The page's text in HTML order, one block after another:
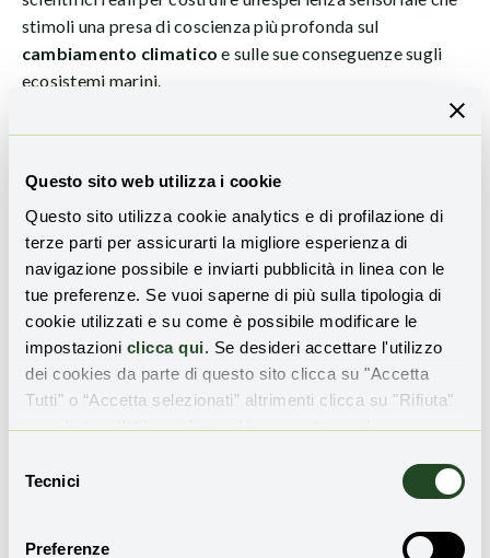
Questo sito web utilizza i cookie
Questo sito utilizza cookie analytics e di profilazione di
terze parti per assicurarti la migliore esperienza di
navigazione possibile e inviarti pubblicità in linea con le
tue preferenze. Se vuoi saperne di più sulla tipologia di
cookie utilizzati e su come è possibile modificare le
impostazioni clicca qui. Se desideri accettare l'utilizzo
dei cookies da parte di questo sito clicca su "Accetta
Tutti" o “Accetta selezionati” altrimenti clicca su "Rifiuta"
per rifiutare l’utilizzo dei cookie e mantenere le
delTecnici
Preferenze
stimoli una presa di coscienza più profonda sul
cambiamento climatico e sulle sue conseguenze sugli
ecosistemi marini.
L’obiettivo comunicativo è duplice: da un lato, divulgare in
promuovere un senso di urgenza e responsabilità
collettiva per larigenerazione coralli e la tutela degli
oceani. Questo approccio fa di Coral Sonic Resilience non
solo un’opera d’arte, ma un vero e proprio strumento di
attivismo culturale e ambientale .
Tabella – Confronto tra approccio
scientifico e artistico alla
rigenerazione sonora
Pubblico